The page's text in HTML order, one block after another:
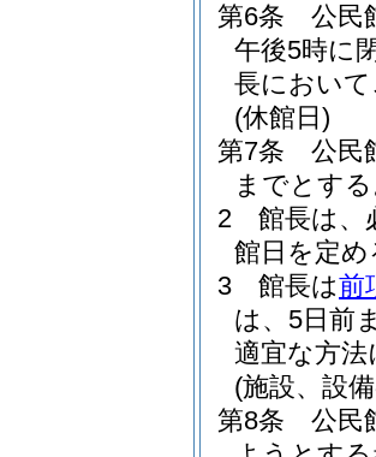
第6条
公民
午後5時に
長におい
(休館日)
第7条
公民
までとす
2
館長は、
館日を定
3
館長は前
は、5日前
適宜な方
(施設、設
第8条
公民